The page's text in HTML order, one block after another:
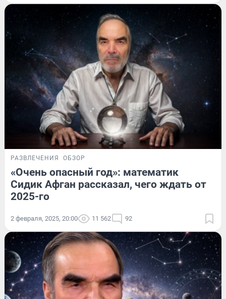
РАЗВЛЕЧЕНИЯ ОБЗОР
«Очень опасный год»: математик
Сидик Афган рассказал, чего ждать от
2025-го
2 февраля, 2025, 20:00 11 562 92